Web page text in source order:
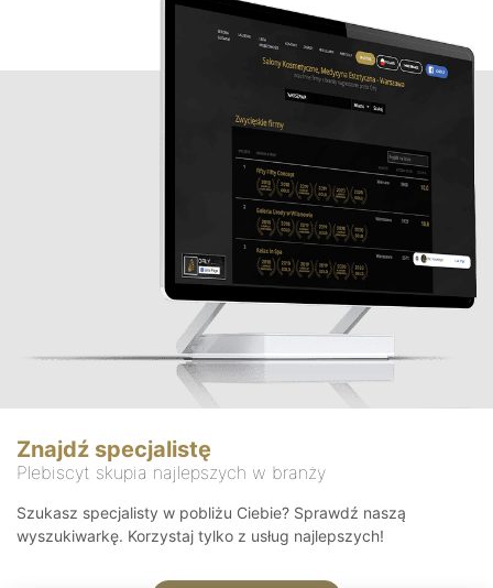
Znajdź specjalistę
Plebiscyt skupia najlepszych w branży
Szukasz specjalisty w pobliżu Ciebie? Sprawdź naszą
wyszukiwarkę. Korzystaj tylko z usług najlepszych!